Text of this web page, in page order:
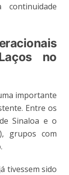
no
importante
Entre os
Sinaloa e o
grupos com
tivessem sido